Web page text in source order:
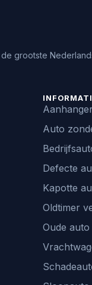
grootste
Auto
Defecte
Kapotte
Oldtimer
Oude